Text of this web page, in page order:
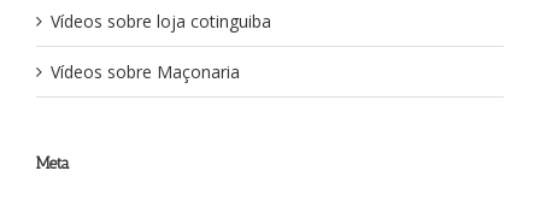
Vídeos sobre loja cotinguiba
Vídeos sobre Maçonaria
Meta